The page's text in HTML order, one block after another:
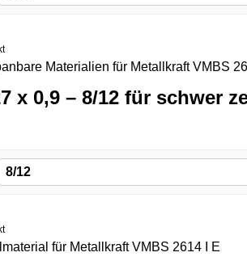
x 0,9 – 8/12 für schwer
8/12